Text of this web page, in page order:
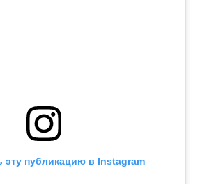
эту публикацию в Instagram